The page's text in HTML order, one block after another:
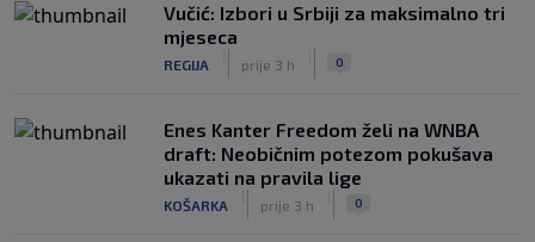
Vučić: Izbori u Srbiji za maksimalno tri
mjeseca
REGIJA prije 3 h 0
Enes Kanter Freedom želi na WNBA
draft: Neobičnim potezom pokušava
ukazati na pravila lige
KOŠARKA prije 3 h 0